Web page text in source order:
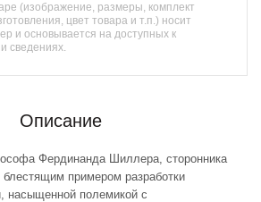
(изображение, размеры, комплект
цвет товара и т.п.) носит
и основывается на доступных к
сведениях.
Описание
Фердинанда Шиллера, сторонника
блестящим примером разработки
насыщенной полемикой с